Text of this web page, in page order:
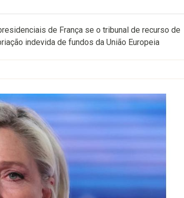
de França se o tribunal de recurso de
indevida de fundos da União Europeia